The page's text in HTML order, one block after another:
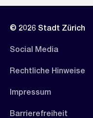
© 2026 Stadt Zürich
Social Media
Rechtliche Hinweise
Impressum
Barrierefreiheit